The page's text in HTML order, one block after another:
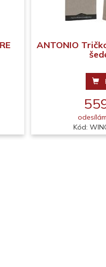
ANTONIO
Kód: